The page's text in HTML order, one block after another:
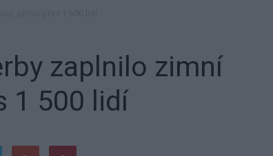
zaplnilo zimní
1 500 lidí